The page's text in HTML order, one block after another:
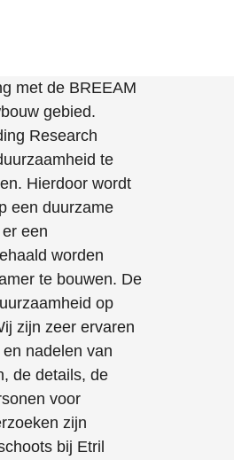
met de BREEAM
gebied.
Research
te
Hierdoor wordt
een duurzame
een
worden
te bouwen. De
op
zijn zeer ervaren
nadelen van
de details, de
voor
zijn
bij Etril